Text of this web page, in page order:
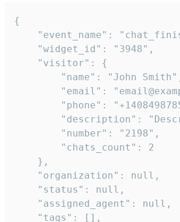
{
"event_name":
    "widget_id": "3948",
    "visitor": {
"name": "John
"email":
"phone":
"description":
        "number": "2198",
        "chats_count": 2
    },
    "organization": null,
    "status": null,
    "assigned_agent": null,
    "tags": [],